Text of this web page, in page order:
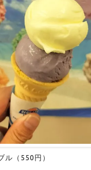
ル（550円）